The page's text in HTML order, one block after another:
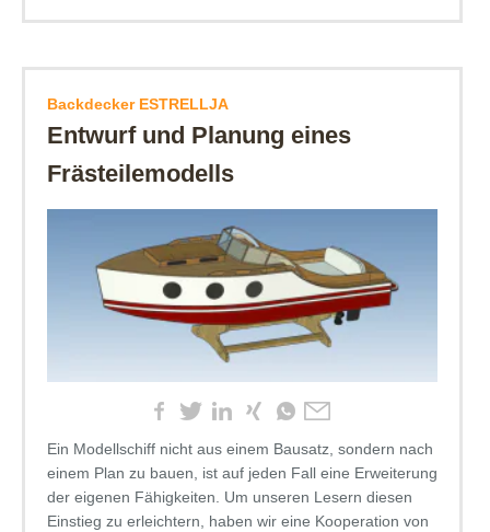
Backdecker ESTRELLJA
Entwurf und Planung eines
Frästeilemodells
Ein Modellschiff nicht aus einem Bausatz, sondern nach
einem Plan zu bauen, ist auf jeden Fall eine Erweiterung
der eigenen Fähigkeiten. Um unseren Lesern diesen
Einstieg zu erleichtern, haben wir eine Kooperation von